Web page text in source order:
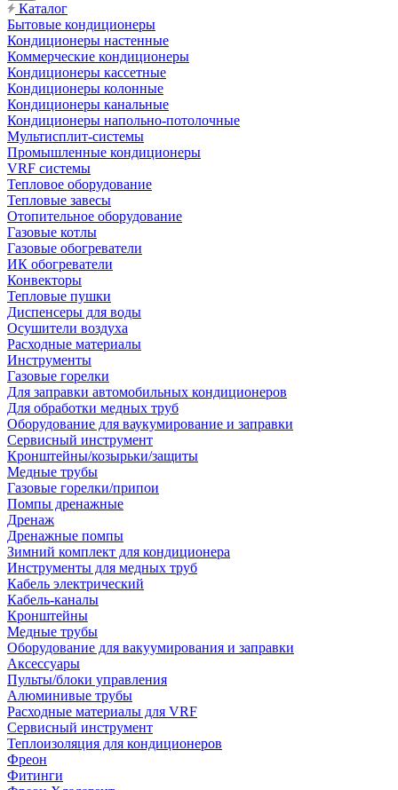
Каталог
Бытовые кондиционеры
Кондиционеры настенные
Коммерческие кондиционеры
Кондиционеры кассетные
Кондиционеры колонные
Кондиционеры канальные
Кондиционеры напольно-потолочные
Мультисплит-системы
Промышленные кондиционеры
VRF системы
Тепловое оборудование
Тепловые завесы
Отопительное оборудование
Газовые котлы
Газовые обогреватели
ИК обогреватели
Конвекторы
Тепловые пушки
Диспенсеры для воды
Осушители воздуха
Расходные материалы
Инструменты
Газовые горелки
Для заправки автомобильных кондиционеров
Для обработки медных труб
Оборудование для ваукумирование и заправки
Сервисный инструмент
Кронштейны/козырьки/защиты
Медные трубы
Газовые горелки/припои
Помпы дренажные
Дренаж
Дренажные помпы
Зимний комплект для кондиционера
Инструменты для медных труб
Кабель электрический
Кабель-каналы
Кронштейны
Медные трубы
Оборудование для вакуумирования и заправки
Аксессуары
Пульты/блоки управления
Алюминивые трубы
Расходные материалы для VRF
Сервисный инструмент
Теплоизоляция для кондиционеров
Фреон
Фитинги